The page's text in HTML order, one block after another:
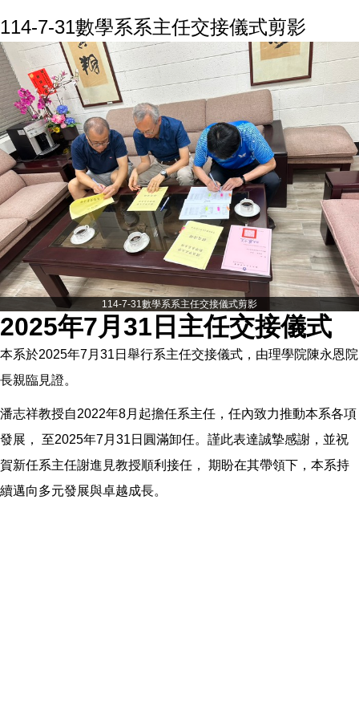
114-7-31數學系系主任交接儀式剪影
114-7-31數學系系主任交接儀式剪影
2025年7月31日主任交接儀式
本系於2025年7月31日舉行系主任交接儀式，由理學院陳永恩院
長親臨見證。
潘志祥教授自2022年8月起擔任系主任，任內致力推動本系各項
發展， 至2025年7月31日圓滿卸任。謹此表達誠摯感謝，並祝
賀新任系主任謝進見教授順利接任， 期盼在其帶領下，本系持
續邁向多元發展與卓越成長。